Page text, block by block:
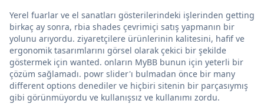
Yerel fuarlar ve el sanatları gösterilerindeki işlerinden getting
birkaç ay sonra, rbia shades çevrimiçi satış yapmanın bir
yolunu arıyordu. ziyaretçilere ürünlerinin kalitesini, hafif ve
ergonomik tasarımlarını görsel olarak çekici bir şekilde
göstermek için wanted. onların MyBB bunun için yeterli bir
çözüm sağlamadı. powr slider'ı bulmadan önce bir many
different options denediler ve hiçbiri sitenin bir parçasıymış
gibi görünmüyordu ve kullanışsız ve kullanımı zordu.